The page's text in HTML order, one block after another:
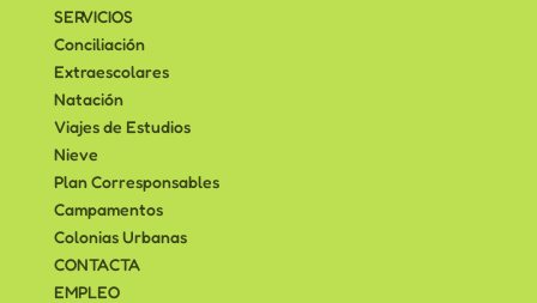
SERVICIOS
Conciliación
Extraescolares
Natación
Viajes de Estudios
Nieve
Plan Corresponsables
Campamentos
Colonias Urbanas
CONTACTA
EMPLEO